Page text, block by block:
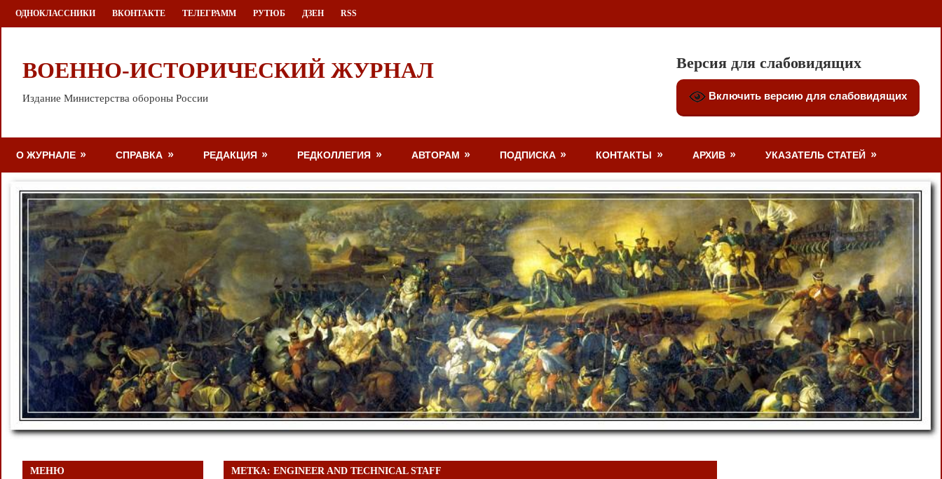
Перейти
к
ОДНОКЛАССНИКИ ВКОНТАКТЕ ТЕЛЕГРАММ РУТЮБ ДЗЕН RSS
ВОЕННО-ИСТОРИЧЕСКИЙ ЖУРНАЛ
Издание Министерства обороны России
Версия для слабовидящих
Включить версию для слабовидящих
О ЖУРНАЛЕ СПРАВКА РЕДАКЦИЯ РЕДКОЛЛЕГИЯ АВТОРАМ ПОДПИСКА КОНТАКТЫ АРХИВ УКАЗАТЕЛЬ СТАТЕЙ
МЕТКА:ENGINEER AND TECHNICAL STAFF
МЕНЮ